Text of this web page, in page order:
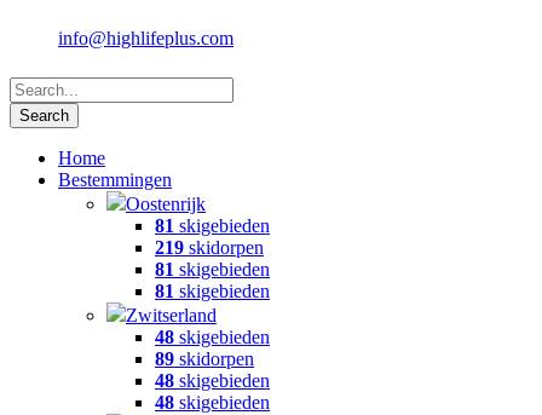
info@highlifeplus.com
Home
Bestemmingen
Oostenrijk
81 skigebieden
219 skidorpen
81 skigebieden
81 skigebieden
Zwitserland
48 skigebieden
89 skidorpen
48 skigebieden
48 skigebieden